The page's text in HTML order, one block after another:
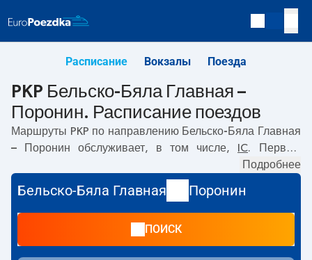
Расписание Вокзалы Поезда
PKP Бельско-Бяла Главная –
Поронин. Расписание поездов
Маршруты PKP по направлению Бельско-Бяла Главная
– Поронин обслуживает, в том числе, IC. Первый
с вокзала PKP
отправляется в 10:49. Самое быстрое путешествие
предлагает прямой поездHALNY. Поездка на нём
. В настоящее время по маршруту
Бельско-Бяла Главная–Поронинне курсируют другие
Подробнее
Бельско-Бяла Главная Поронин
ПОИСК